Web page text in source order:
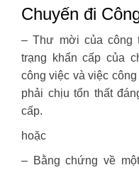
Chuyến đi
– Thư mời của công
trạng khẩn cấp của
công việc và việc
phải chịu tổn thất
cấp.
hoặc
– Bằng chứng về